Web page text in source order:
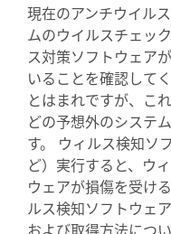
現在のアンチウイル
ムのウイルスチェッ
ス対策ソフトウェア
いることを確認して
とはまれですが、こ
どの予想外のシステ
す。 ウィルス検知ソ
ど）実行すると、ウ
ウェアが損傷を受け
ルス検知ソフトウェ
および取得方法につ